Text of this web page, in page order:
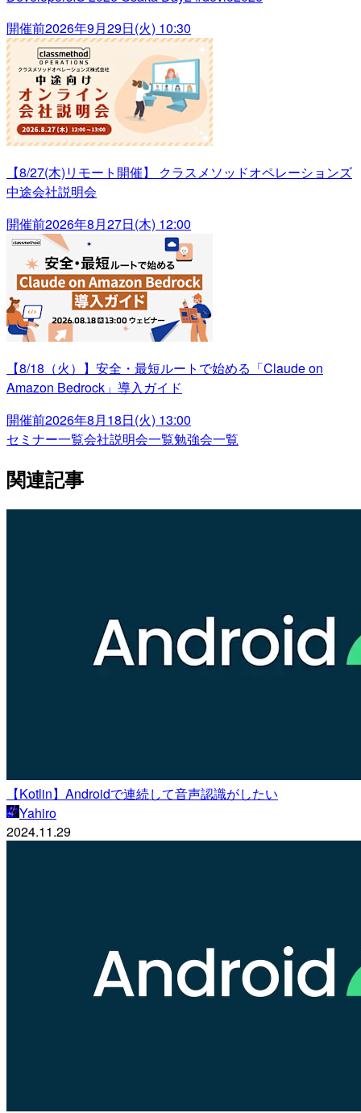
開催前2026年9月29日(火) 10:30
【8/27(木)リモート開催】 クラスメソッドオペレーションズ
中途会社説明会
開催前2026年8月27日(木) 12:00
【8/18（火）】安全・最短ルートで始める「Claude on
Amazon Bedrock」導入ガイド
開催前2026年8月18日(火) 13:00
セミナー一覧会社説明会一覧勉強会一覧
関連記事
【Kotlin】Androidで連続して音声認識がしたい
Yahiro
2024.11.29